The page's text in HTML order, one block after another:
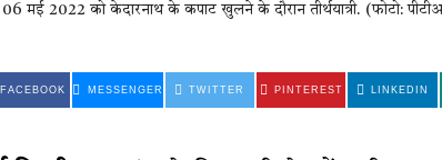
06 मई 2022 को केदारनाथ के कपाट खुलने के दौरान तीर्थयात्री. (फोटो:
FACEBOOK MESSENGER TWITTER PINTEREST LINKEDIN